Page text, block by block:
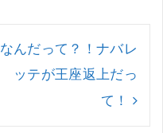
なんだって？！ナバレ
ッテが王座返上だっ
て！